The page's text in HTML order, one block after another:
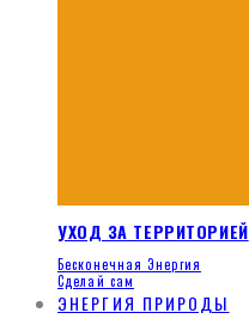
УХОД ЗА ТЕРРИТОРИЕЙ
Бесконечная Энергия
Сделай сам
ЭНЕРГИЯ ПРИРОДЫ